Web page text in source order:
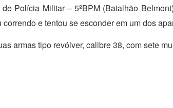
Polícia Militar – 5ºBPM (Batalhão
e tentou se esconder em um dos
armas tipo revólver, calibre 38, com sete